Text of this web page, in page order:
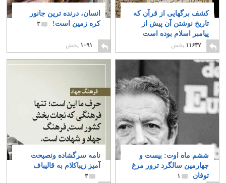
کشف برگهایی از قرآن که
تاریخ نوشتن آن پیش از
پیامبر اسلام بوده است
۳۵
۱۱۶۳۷ پخش
انسان، درنده ترین جانور
کره زمین است!
۳
۱۰۹۱ پخش
ششم ماه اوت: بیست و
چهارمین سالگرد ترور مرغ
توفان
۱
نامه سرگشاده ونصیحت
آمیز زیباکلام به قالیباف
۳